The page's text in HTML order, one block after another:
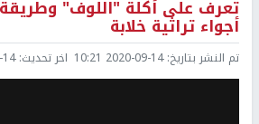
تعرف على أكلة "اللوف"
أجواء تراثية خلابة
تم النشر بتاريخ:2020-09-14 10:21 اخر تحديث: